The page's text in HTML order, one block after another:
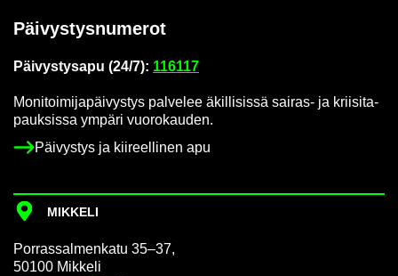
Päi­vys­tys­nu­me­rot
Päi­vys­tys­a­pu (24/7): 116117
Mo­ni­toi­mi­ja­päi­vys­tys pal­ve­lee äkil­li­sis­sä sairas-​ ja krii­si­ta­
pauk­sis­sa ym­pä­ri vuo­ro­kau­den.
Päi­vys­tys ja kii­reel­li­nen apu
MIK­KE­LI
Por­ras­sal­men­ka­tu 35–37,
50100 Mik­ke­li